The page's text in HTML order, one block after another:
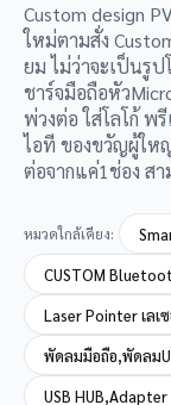
Custom design
ใหม่ตามสั่ง
ยม ไม่ว่าจะเป็นรู
ชาร์จมือถือหัว
พ่วงต่อ ใส่โลโก้ พ
ไอที ของขวัญผู้ให
ต่อจากแค่1ช่อง ส
หมวดใกล้เคียง:
CUSTOM
Laser Pointer เลเ
พัดลมมือถือ,พัดลม
USB